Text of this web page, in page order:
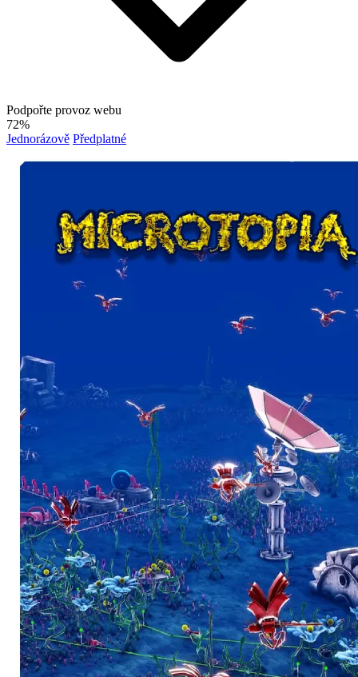
Podpořte provoz webu
72%
Jednorázově Předplatné